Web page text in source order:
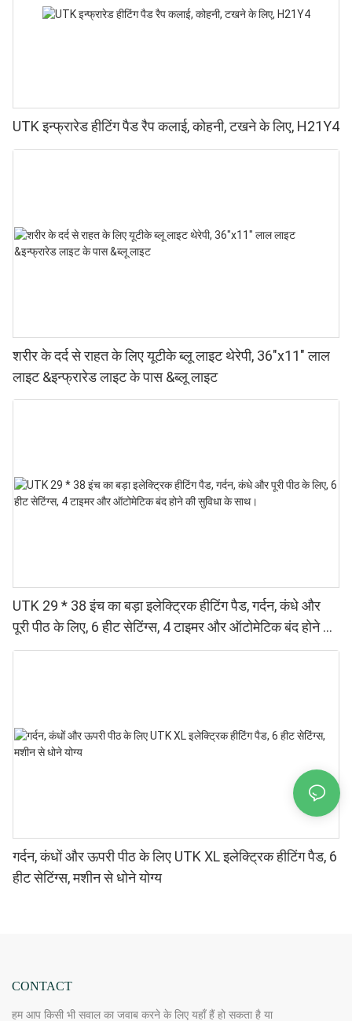
UTK इन्फ्रारेड हीटिंग पैड रैप कलाई, कोहनी, टखने के लिए, H21Y4
शरीर के दर्द से राहत के लिए यूटीके ब्लू लाइट थेरेपी, 36"x11" लाल
लाइट &इन्फ्रारेड लाइट के पास &ब्लू लाइट
UTK 29 * 38 इंच का बड़ा इलेक्ट्रिक हीटिंग पैड, गर्दन, कंधे और
पूरी पीठ के लिए, 6 हीट सेटिंग्स, 4 टाइमर और ऑटोमेटिक बंद होने की
सुविधा के साथ।
गर्दन, कंधों और ऊपरी पीठ के लिए UTK XL इलेक्ट्रिक हीटिंग पैड, 6
हीट सेटिंग्स, मशीन से धोने योग्य
CONTACT
हम आप किसी भी सवाल का जवाब करने के लिए यहाँ हैं हो सकता है या